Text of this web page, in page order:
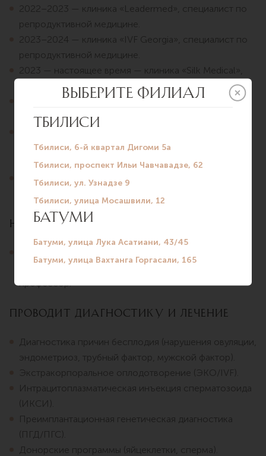
2022–2023 — клиника «Leadermed», специалист по
репродуктивной медицине.
2023–2024 — клиника «IVF Georgia», специалист по
репродуктивной медицине.
2023 — настоящее время — клиника «Silk Medical»,
специалист по репродуктивной медицине.
2024 — клиника «IVF Georgia By Ovogene»,
медицинский директор.
национальный университет (SEU), приглашённый
профессор.
2025 — настоящее время — клиника «Silk Medical»,
Научно-педагогический опыт
национальный университет (SEU), приглашённый
профессор.
Проводит диагностику и лечение
Диагностика причин бесплодия (нарушения овуляции,
эндометриоз, трубный фактор, мужской фактор).
Экстракорпоральное оплодотворение (ЭКО/IVF).
Интрацитоплазматическая инъекция сперматозоида
(ИКСИ).
Преимплантационная генетическая диагностика
(ПГД/ПГС).
Донорские программы (яйцеклетки, сперма).